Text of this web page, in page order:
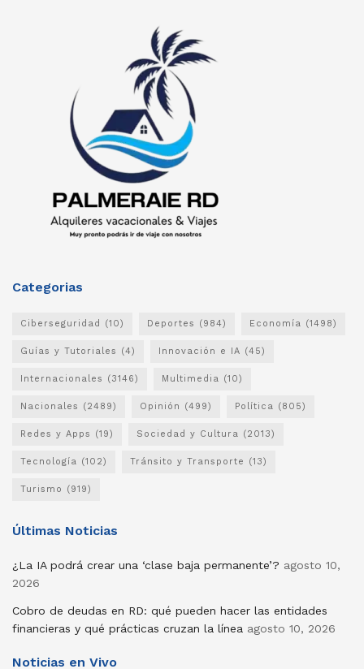
Categorias
Ciberseguridad (10) Deportes (984) Economía (1498)
Guías y Tutoriales (4) Innovación e IA (45)
Internacionales (3146) Multimedia (10)
Nacionales (2489) Opinión (499) Política (805)
Redes y Apps (19) Sociedad y Cultura (2013)
Tecnología (102) Tránsito y Transporte (13)
Turismo (919)
Últimas Noticias
¿La IA podrá crear una ‘clase baja permanente’? agosto 10,
2026
Cobro de deudas en RD: qué pueden hacer las entidades
financieras y qué prácticas cruzan la línea agosto 10, 2026
Noticias en Vivo